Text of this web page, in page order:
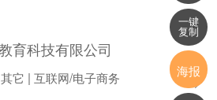
育科技有限公司
它 | 互联网/电子商务
一键
复制
海报